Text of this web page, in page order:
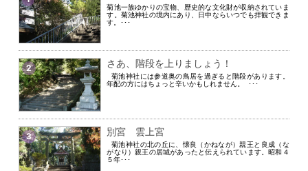
菊池一族ゆかりの宝物、歴史的な文化財が収納されていま
す。菊池神社の境内にあり、日中ならいつでも拝観できま
す。･･･
2 さあ、階段を上りましょう！
菊池神社には参道奥の鳥居を過ぎると階段があります。
年配の方にはちょっと辛いかもしれません。 ･･･
3 別宮 雲上宮
菊池神社の北の丘に、懐良（かねなが）親王と良成（な
がなり）親王の居城があったと伝えられています。昭和４
５年･･･